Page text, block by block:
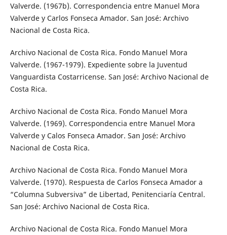
Valverde. (1967b). Correspondencia entre Manuel Mora
Valverde y Carlos Fonseca Amador. San José: Archivo
Nacional de Costa Rica.
Archivo Nacional de Costa Rica. Fondo Manuel Mora
Valverde. (1967-1979). Expediente sobre la Juventud
Vanguardista Costarricense. San José: Archivo Nacional de
Costa Rica.
Archivo Nacional de Costa Rica. Fondo Manuel Mora
Valverde. (1969). Correspondencia entre Manuel Mora
Valverde y Calos Fonseca Amador. San José: Archivo
Nacional de Costa Rica.
Archivo Nacional de Costa Rica. Fondo Manuel Mora
Valverde. (1970). Respuesta de Carlos Fonseca Amador a
“Columna Subversiva” de Libertad, Penitenciaría Central.
San José: Archivo Nacional de Costa Rica.
Archivo Nacional de Costa Rica. Fondo Manuel Mora